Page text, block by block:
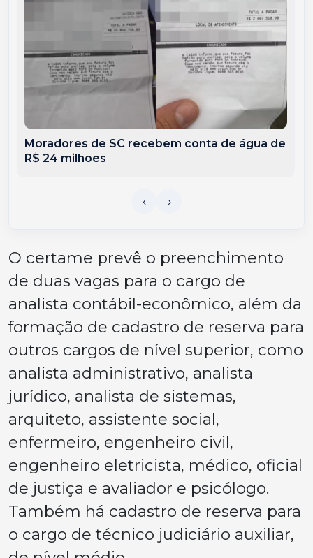
Moradores de SC recebem conta de água de
R$ 24 milhões
O certame prevê o preenchimento
de duas vagas para o cargo de
analista contábil-econômico, além da
formação de cadastro de reserva para
outros cargos de nível superior, como
analista administrativo, analista
jurídico, analista de sistemas,
arquiteto, assistente social,
enfermeiro, engenheiro civil,
engenheiro eletricista, médico, oficial
de justiça e avaliador e psicólogo.
Também há cadastro de reserva para
o cargo de técnico judiciário auxiliar,